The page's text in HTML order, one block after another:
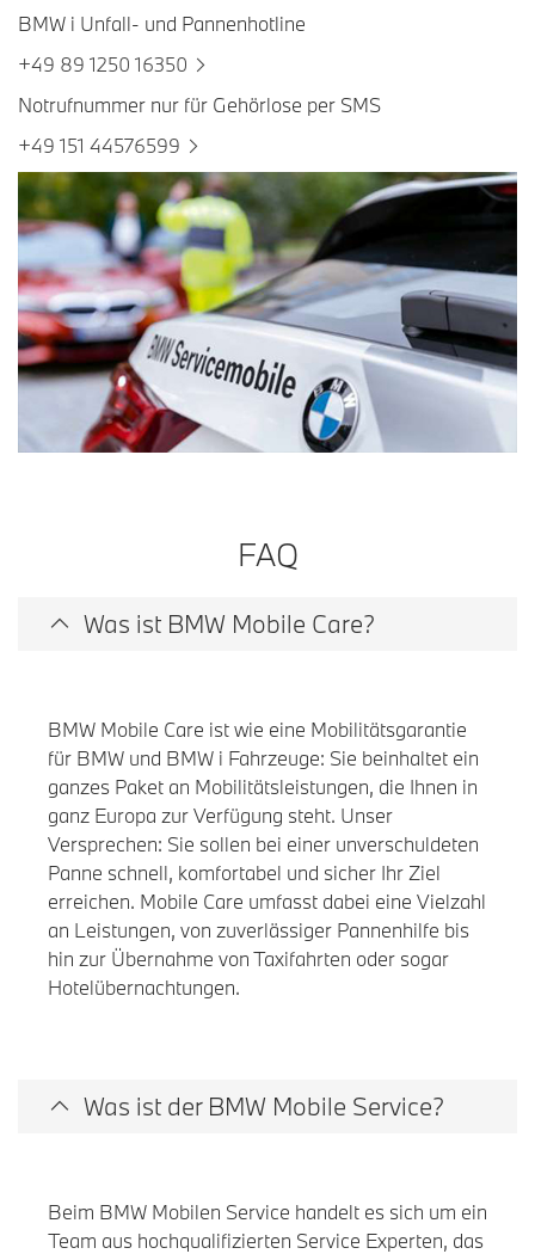
BMW i Unfall- und Pannenhotline
+49 89 1250 16350
Notrufnummer nur für Gehörlose per SMS
+49 151 44576599
FAQ
Was ist BMW Mobile Care?
BMW Mobile Care ist wie eine Mobilitätsgarantie
für BMW und BMW i Fahrzeuge: Sie beinhaltet ein
ganzes Paket an Mobilitätsleistungen, die Ihnen in
ganz Europa zur Verfügung steht. Unser
Versprechen: Sie sollen bei einer unverschuldeten
Panne schnell, komfortabel und sicher Ihr Ziel
erreichen. Mobile Care umfasst dabei eine Vielzahl
an Leistungen, von zuverlässiger Pannenhilfe bis
hin zur Übernahme von Taxifahrten oder sogar
Hotelübernachtungen.
Was ist der BMW Mobile Service?
Beim BMW Mobilen Service handelt es sich um ein
Team aus hochqualifizierten Service Experten, das